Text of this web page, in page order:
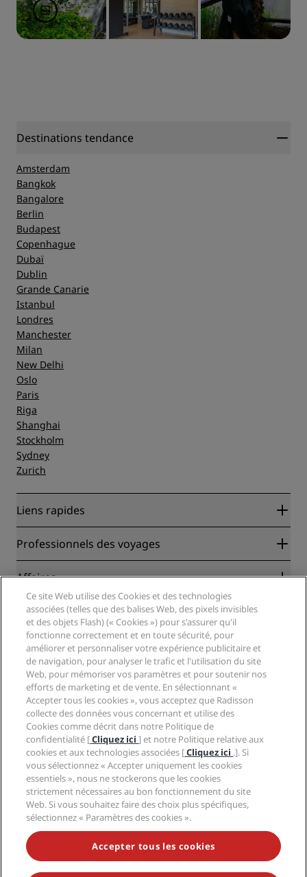
Destinations tendance
Amsterdam
Bangkok
Bangalore
Berlin
Budapest
Copenhague
Dubaï
Dublin
Grande Canarie
Istanbul
Londres
Manchester
Milan
New Delhi
Oslo
Paris
Riga
Shanghai
Stockholm
Sydney
Zurich
Liens rapides
Radisson Rewards
Blog
Nouveaux et futurs hôtels
Application Radisson Hotels
Hôtels adaptés aux sportifs
Hôtels adaptés aux Familles
Santé et sécurité
Professionnels des voyages
Partenaires
Affaires
Radisson Hotel Group
Médias
Carrières RHG
Carrières PPHE
Carrières EHL
The Club by RHG
Opportunités de développement
Entreprise responsable
Approvisionnement
Légal
Centre de confidentialité
Mentions légales
Conditions générales Radisson Rewards
Contrat d’utilisation du site
Accessibilité numérique
Déclaration sur l’esclavage moderne
Aide
Avis aux consommateurs
Contact
FAQ
Plan du site
Médias sociaux
Marques Radisson Hotels
NE MANQUEZ AUCUNE DE NOS OFFRES LES PLUS
POPULAIRES
Ce site Web utilise des Cookies et des technologies
associées (telles que des balises Web, des pixels invisibles
et des objets Flash) (« Cookies ») pour s'assurer qu'il
fonctionne correctement et en toute sécurité, pour
améliorer et personnaliser votre expérience publicitaire et
de navigation, pour analyser le trafic et l'utilisation du site
Web, pour mémoriser vos paramètres et pour soutenir nos
efforts de marketing et de vente. En sélectionnant «
Accepter tous les cookies », vous acceptez que Radisson
collecte des données vous concernant et utilise des
Cookies comme décrit dans notre Politique de
confidentialité [Cliquez ici] et notre Politique relative aux
cookies et aux technologies associées [Cliquez ici .]. Si
vous sélectionnez « Accepter uniquement les cookies
essentiels », nous ne stockerons que les cookies
strictement nécessaires au bon fonctionnement du site
Web. Si vous souhaitez faire des choix plus spécifiques,
sélectionnez « Paramètres des cookies ».
Accepter tous les cookies